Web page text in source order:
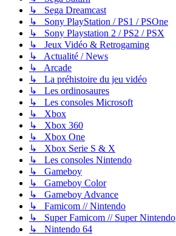
↳ Sega Dreamcast
↳ Sony PlayStation / PS1 / PSOne
↳ Sony Playstation 2 / PS2 / PSX
↳ Jeux Vidéo & Retrogaming
↳ Actualité / News
↳ Arcade
↳ La préhistoire du jeu vidéo
↳ Les ordinosaures
↳ Les consoles Microsoft
↳ Xbox
↳ Xbox 360
↳ Xbox One
↳ Xbox Serie S & X
↳ Les consoles Nintendo
↳ Gameboy
↳ Gameboy Color
↳ Gameboy Advance
↳ Famicom // Nintendo
↳ Super Famicom // Super Nintendo
↳ Nintendo 64